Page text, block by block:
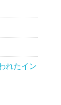
れたイン